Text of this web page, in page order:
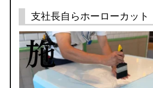
支社長自らホーローカット